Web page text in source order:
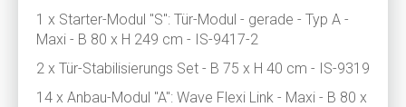
1 x Starter-Modul "S": Tür-Modul - gerade - Typ A -
Maxi - B 80 x H 249 cm - IS-9417-2
2 x Tür-Stabilisierungs Set - B 75 x H 40 cm - IS-9319
14 x Anbau-Modul "A": Wave Flexi Link - Maxi - B 80 x